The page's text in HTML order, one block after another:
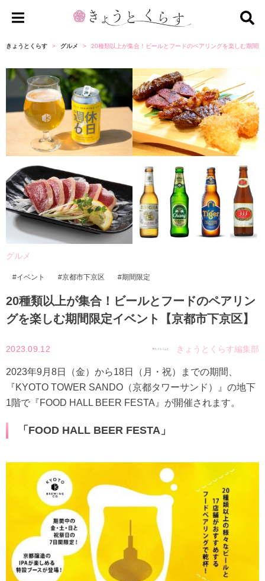
ょ
と
く
ら
す
きょうとくらす グルメ 20種類以上が集合！ビールとフードのペアリングを楽しむ期間
グルメ
イベント 京都市下京区 期間限定
20種類以上が集合！ビールとフードのペアリン
グを楽しむ期間限定イベント【京都市下京区】
2023.09.12 きょうとくらす編集部
2023年9月8日（金）から18日（月・祝）までの期間、
『KYOTO TOWER SANDO（京都タワーサンド）』の地下
1階で『FOOD HALL BEER FESTA』が開催されます。
「FOOD HALL BEER FESTA」